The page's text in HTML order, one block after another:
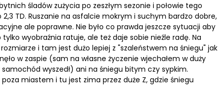
śladów zużycia po zeszłym sezonie i połowie tego
TD. Ruszanie na asfalcie mokrym i suchym bardzo dobre,
ale poprawne. Nie było co prawda jeszcze sytuacji aby
wyobraźnia ratuje, ale też daje sobie nieźle radę. Na
i tam jest dużo lepiej z "szaleństwem na śniegu" jak
w zaspie (sam na własne życzenie wjechałem w duży
wyszedł) ani na śniegu bitym czy sypkim.
miastem i tu jest zima przez duże Z, gdzie śniegu